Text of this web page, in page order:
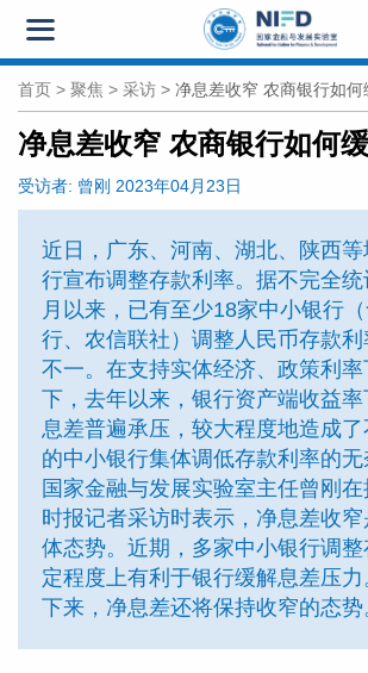
首页 > 聚焦 > 采访 > 净息差收窄 农商银行如何
净息差收窄 农商银行如何
受访者: 曾刚 2023年04月23日
近日，广东、河南、湖北、陕西
行宣布调整存款利率。据不完全
月以来，已有至少18家中小银行
行、农信联社）调整人民币存款
不一。在支持实体经济、政策利
下，去年以来，银行资产端收益
息差普遍承压，较大程度地造成
的中小银行集体调低存款利率的无
国家金融与发展实验室主任曾刚
时报记者采访时表示，净息差收
体态势。近期，多家中小银行调
定程度上有利于银行缓解息差压
下来，净息差还将保持收窄的态势